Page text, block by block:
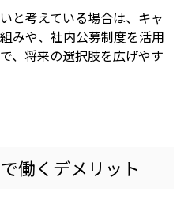
と考えている場合は、キャ
みや、社内公募制度を活用
、将来の選択肢を広げやす
働くデメリット